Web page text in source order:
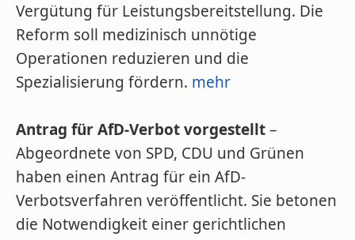
Vergütung für Leistungsbereitstellung. Die
Reform soll medizinisch unnötige
Operationen reduzieren und die
Spezialisierung fördern. mehr
Antrag für AfD-Verbot vorgestellt–
Abgeordnete von SPD, CDU und Grünen
haben einen Antrag für ein AfD-
Verbotsverfahren veröffentlicht. Sie betonen
die Notwendigkeit einer gerichtlichen